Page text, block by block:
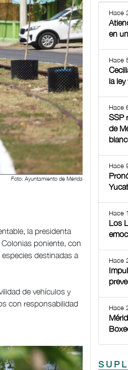
Foto: Ayuntamiento de Mérida
la presidenta
poniente, con
destinadas a
de vehículos y
con responsabilidad
Hace
en
Hace
la
Hace
SSP
de
Hace
Hace
Los
Hace
Hace